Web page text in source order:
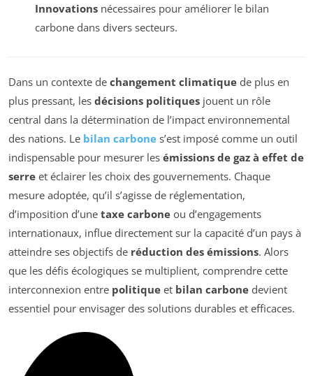
Innovationsnécessaires pour améliorer le bilan
carbone dans divers secteurs.
Dans un contexte de changement climatique de plus en
plus pressant, les décisions politiques jouent un rôle
central dans la détermination de l’impact environnemental
des nations. Le bilan carbone s’est imposé comme un outil
indispensable pour mesurer les émissions de gaz à effet de
serre et éclairer les choix des gouvernements. Chaque
mesure adoptée, qu’il s’agisse de réglementation,
d’imposition d’une taxe carbone ou d’engagements
internationaux, influe directement sur la capacité d’un pays à
atteindre ses objectifs de réduction des émissions. Alors
que les défis écologiques se multiplient, comprendre cette
interconnexion entre politique et bilan carbone devient
essentiel pour envisager des solutions durables et efficaces.